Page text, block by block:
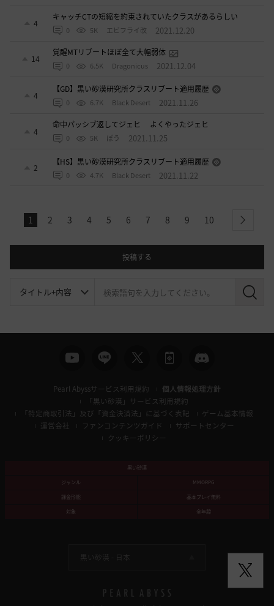
4
キャッチCTの短縮を約束されていたクラスがあるらしい
0 5K エビフライ改 2021.12.20
14
覚醒MTリブートほぼ全て大幅弱体
0 6.5K Dragonicus 2021.12.04
4
【GD】黒い砂漠研究所クラスリブート適用履歴
0 6.7K Black Desert 2021.11.26
4
命中パッシブ返してジェヒ よくやったジェヒ
0 5K ぽう 2021.11.25
2
【HS】黒い砂漠研究所クラスリブート適用履歴
0 4.7K Black Desert 2021.11.22
1 2 3 4 5 6 7 8 9 10 next
投稿する
検
Pearl Abyssサービス利用規約
個人情報処理方針
「黒い砂漠」サービス利用規約
「特定商取引法」及び「資金決済法」に基づく表記
ゲーム基本情報
運営会社
ファンコンテンツガイド
サポートセンター
クッキーポリシー
黒い砂漠
ジャンル
MMORPG
課金形態
基本プレイ無料
対象
全年齢
黒い砂漠 - 日本